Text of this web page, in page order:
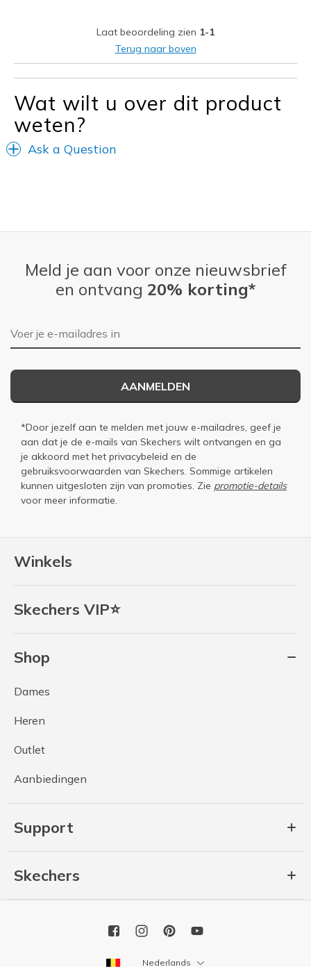
Color shown on product info does not match!
Travel
Width
Feels true to width
Laat beoordeling zien 1-1
Terug naar boven
Wat wilt u over dit product
weten?
Ask a Question
Winkels
Skechers VIP⭐
Shop
Dames
Heren
Outlet
Aanbiedingen
Support
Skechers
Meld je aan voor onze nieuwsbrief
en ontvang 20% korting*
E-mailadres
AANMELDEN
*Door jezelf aan te melden met jouw e-mailadres, geef je
aan dat je de e-mails van Skechers wilt ontvangen en ga
je akkoord met het privacybeleid en de
gebruiksvoorwaarden van Skechers. Sommige artikelen
kunnen uitgesloten zijn van promoties. Zie promotie-details
voor meer informatie.
Nederlands